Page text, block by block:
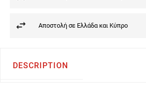
Αποστολή σε Ελλάδα και Κύπρο
DESCRIPTION